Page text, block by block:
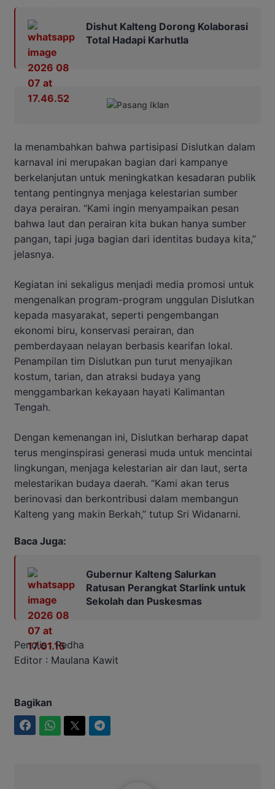
Dishut Kalteng Dorong Kolaborasi
Total Hadapi Karhutla
Ia menambahkan bahwa partisipasi Dislutkan dalam
karnaval ini merupakan bagian dari kampanye
berkelanjutan untuk meningkatkan kesadaran publik
tentang pentingnya menjaga kelestarian sumber
daya perairan. “Kami ingin menyampaikan pesan
bahwa laut dan perairan kita bukan hanya sumber
pangan, tapi juga bagian dari identitas budaya kita,”
jelasnya.
Kegiatan ini sekaligus menjadi media promosi untuk
mengenalkan program-program unggulan Dislutkan
kepada masyarakat, seperti pengembangan
ekonomi biru, konservasi perairan, dan
pemberdayaan nelayan berbasis kearifan lokal.
Penampilan tim Dislutkan pun turut menyajikan
kostum, tarian, dan atraksi budaya yang
menggambarkan kekayaan hayati Kalimantan
Tengah.
Dengan kemenangan ini, Dislutkan berharap dapat
terus menginspirasi generasi muda untuk mencintai
lingkungan, menjaga kelestarian air dan laut, serta
melestarikan budaya daerah. “Kami akan terus
berinovasi dan berkontribusi dalam membangun
Kalteng yang makin Berkah,” tutup Sri Widanarni.
Baca Juga:
Gubernur Kalteng Salurkan
Ratusan Perangkat Starlink untuk
Sekolah dan Puskesmas
Penulis : Redha
Editor : Maulana Kawit
Bagikan